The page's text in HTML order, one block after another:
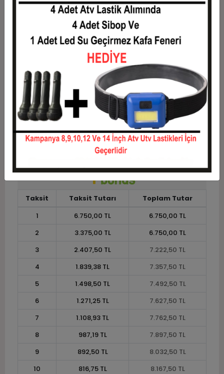
1.839,38 TL
7.357,50 TL
1.498,50 TL
6
1.271,25 TL
7.627,50 TL
1.108,93 TL
7.762,50 TL
8
987,19 TL
7.897,50 TL
9
892,50 TL
8.032,50 TL
10
816,75 TL
8.167,50 TL
11
748,64 TL
8.235,00 TL
697,50 TL
Taksit Taksit Tutarı
Toplam Tutar
1
6.750,00 TL
6.750,00 TL
2
3.375,00 TL
6.750,00 TL
3
2.407,50 TL
7.222,50 TL
4
1.839,38 TL
7.357,50 TL
5
1.498,50 TL
7.492,50 TL
6
1.271,25 TL
7.627,50 TL
7
1.108,93 TL
7.762,50 TL
8
987,19 TL
7.897,50 TL
9
892,50 TL
8.032,50 TL
10
816,75 TL
8.167,50 TL